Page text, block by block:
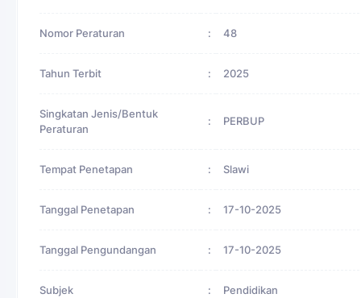
Nomor Peraturan : 48
Tahun Terbit : 2025
Singkatan Jenis/Bentuk
Peraturan
: PERBUP
Tempat Penetapan : Slawi
Tanggal Penetapan : 17-10-2025
Tanggal Pengundangan : 17-10-2025
Subjek : Pendidikan